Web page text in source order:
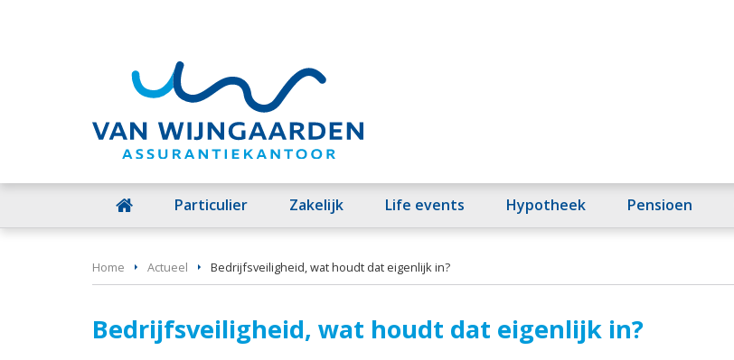
Particulier Zakelijk Life events Hypotheek Pensioen
Home Actueel Bedrijfsveiligheid, wat houdt dat eigenlijk in?
Bedrijfsveiligheid, wat houdt dat eigenlijk in?